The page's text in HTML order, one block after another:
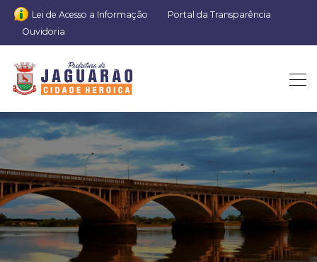
Lei de Acesso a Informação
Portal da Transparência
Ouvidoria